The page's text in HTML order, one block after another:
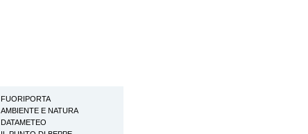
FUORIPORTA
AMBIENTE E NATURA
DATAMETEO